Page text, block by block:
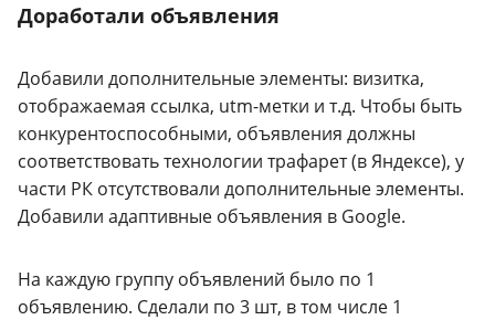
Доработали объявления
Добавили дополнительные элементы: визитка,
отображаемая ссылка, utm-метки и т.д. Чтобы быть
конкурентоспособными, объявления должны
соответствовать технологии трафарет (в Яндексе), у
части РК отсутствовали дополнительные элементы.
Добавили адаптивные объявления в Google.
На каждую группу объявлений было по 1
объявлению. Сделали по 3 шт, в том числе 1